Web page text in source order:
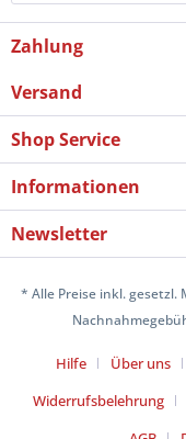
Zahlung
Versand
Shop Service
Informationen
Newsletter
* Alle Preise inkl.
Hilfe Über uns
Widerrufsbelehrung